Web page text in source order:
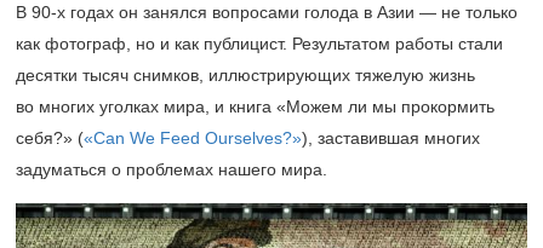
В 90-х годах он занялся вопросами голода в Азии — не только
как фотограф, но и как публицист. Результатом работы стали
десятки тысяч снимков, иллюстрирующих тяжелую жизнь
во многих уголках мира, и книга «Можем ли мы прокормить
себя?» («Can We Feed Ourselves?»), заставившая многих
задуматься о проблемах нашего мира.